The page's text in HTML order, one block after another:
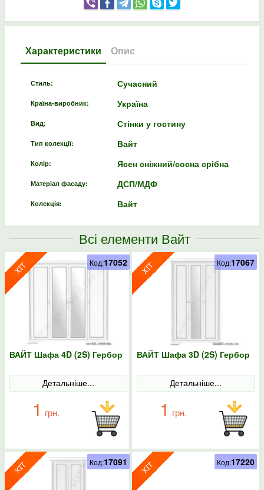
Характеристики Опис
Стиль: Сучасний
Країна-виробник: Україна
Вид: Стінки у гостину
Тип колекції: Вайт
Колір: Ясен сніжний/сосна срібна
Матеріал фасаду: ДСП/МДФ
Колекція: Вайт
Всі елементи Вайт
ВАЙТ Шафа 4D (2S) Гербор
Детальніше...
1 грн.
Код:17052
ВАЙТ Шафа 3D (2S) Гербор
Детальніше...
1 грн.
Код:17067
Код:17091 Код:17220